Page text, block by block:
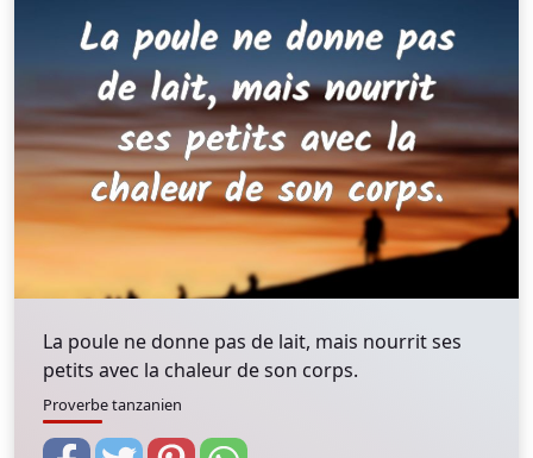
La poule ne donne pas de lait, mais nourrit ses
petits avec la chaleur de son corps.
Proverbe tanzanien